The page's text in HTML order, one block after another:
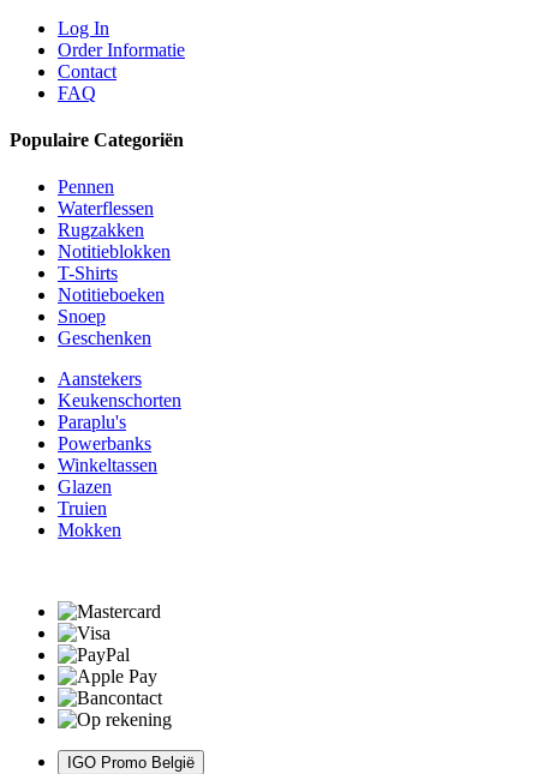
Log In
Order Informatie
Contact
FAQ
Populaire Categoriën
Pennen
Waterflessen
Rugzakken
Notitieblokken
T-Shirts
Notitieboeken
Snoep
Geschenken
Aanstekers
Keukenschorten
Paraplu's
Powerbanks
Winkeltassen
Glazen
Truien
Mokken
IGO Promo België